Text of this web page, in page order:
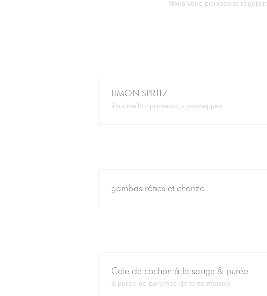
Nous vous proposons
LIMON SPRITZ
limoncello - prosecco - schweppes
gambas rôties et chorizo
Cote de cochon à la sauge & purée
& purée de pommes de terre maison